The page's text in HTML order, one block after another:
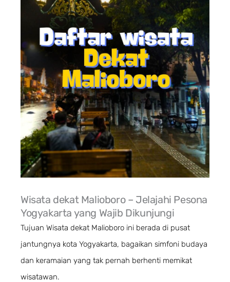
Wisata dekat Malioboro – Jelajahi Pesona
Yogyakarta yang Wajib Dikunjungi
Tujuan Wisata dekat Malioboro ini berada di pusat
jantungnya kota Yogyakarta, bagaikan simfoni budaya
dan keramaian yang tak pernah berhenti memikat
wisatawan.